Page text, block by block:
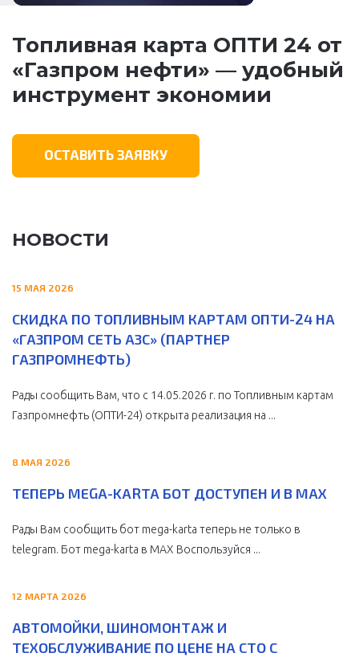
Топливная карта ОПТИ 24 от
«Газпром нефти» — удобный
инструмент экономии
ОСТАВИТЬ ЗАЯВКУ
НОВОСТИ
15 МАЯ 2026
СКИДКА ПО ТОПЛИВНЫМ КАРТАМ ОПТИ-24 НА
«ГАЗПРОМ СЕТЬ АЗС» (ПАРТНЕР
ГАЗПРОМНЕФТЬ)
Рады сообщить Вам, что с 14.05.2026 г. по Топливным картам
Газпромнефть (ОПТИ-24) открыта реализация на ...
8 МАЯ 2026
ТЕПЕРЬ MEGA-KARTA БОТ ДОСТУПЕН И В MAX
Рады Вам сообщить бот mega-karta теперь не только в
telegram. Бот mega-karta в МАХ Воспользуйся ...
12 МАРТА 2026
АВТОМОЙКИ, ШИНОМОНТАЖ И
ТЕХОБСЛУЖИВАНИЕ ПО ЦЕНЕ НА СТО С